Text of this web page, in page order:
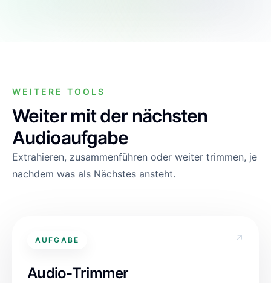
WEITERE TOOLS
Weiter mit der nächsten
Audioaufgabe
Extrahieren, zusammenführen oder weiter trimmen, je
nachdem was als Nächstes ansteht.
AUFGABE ↗
Audio-Trimmer